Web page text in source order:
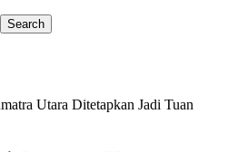
Utara Ditetapkan Jadi Tuan